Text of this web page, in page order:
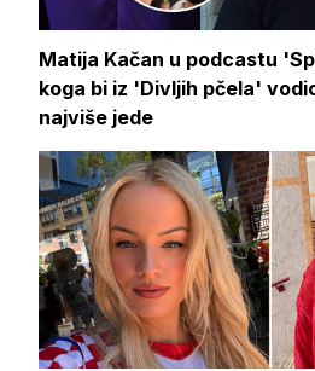
Matija Kačan u podcastu
koga bi iz 'Divljih pčela'
najviše jede